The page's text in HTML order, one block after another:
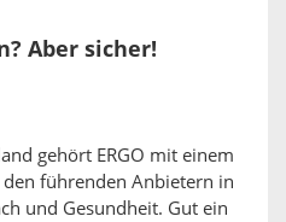
Aber sicher!
gehört ERGO mit einem
führenden Anbietern in
und Gesundheit. Gut ein